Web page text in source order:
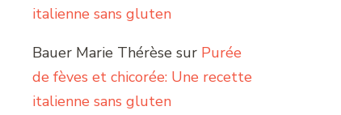
italienne sans gluten
Bauer Marie Thérèse sur Purée
de fèves et chicorée: Une recette
italienne sans gluten